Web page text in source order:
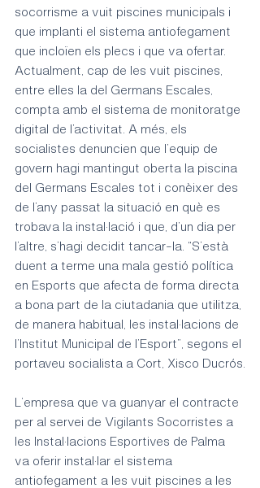
socorrisme a vuit piscines municipals i
que implanti el sistema antiofegament
que incloïen els plecs i que va ofertar.
Actualment, cap de les vuit piscines,
entre elles la del Germans Escales,
compta amb el sistema de monitoratge
digital de l’activitat. A més, els
socialistes denuncien que l’equip de
govern hagi mantingut oberta la piscina
del Germans Escales tot i conèixer des
de l’any passat la situació en què es
trobava la instal·lació i que, d’un dia per
l’altre, s’hagi decidit tancar-la. “S’està
duent a terme una mala gestió política
en Esports que afecta de forma directa
a bona part de la ciutadania que utilitza,
de manera habitual, les instal·lacions de
l’Institut Municipal de l’Esport”, segons el
portaveu socialista a Cort, Xisco Ducrós.
L’empresa que va guanyar el contracte
per al servei de Vigilants Socorristes a
les Instal·lacions Esportives de Palma
va oferir instal·lar el sistema
antiofegament a les vuit piscines a les